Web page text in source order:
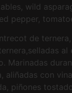
wild
pepper,
de
al
Marinadas
aliñadas con
piñones